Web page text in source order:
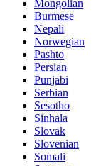
Mongolian
Burmese
Nepali
Norwegian
Pashto
Persian
Punjabi
Serbian
Sesotho
Sinhala
Slovak
Slovenian
Somali